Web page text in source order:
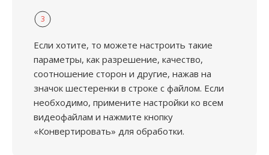
3
Если хотите, то можете настроить такие
параметры, как разрешение, качество,
соотношение сторон и другие, нажав на
значок шестеренки в строке с файлом. Если
необходимо, примените настройки ко всем
видеофайлам и нажмите кнопку
«Конвертировать» для обработки.